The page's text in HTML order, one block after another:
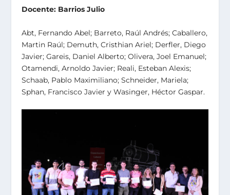
Docente: Barrios Julio
Abt, Fernando Abel; Barreto, Raúl Andrés; Caballero,
Martin Raúl; Demuth, Cristhian Ariel; Derfler, Diego
Javier; Gareis, Daniel Alberto; Olivera, Joel Emanuel;
Otamendi, Arnoldo Javier; Reali, Esteban Alexis;
Schaab, Pablo Maximiliano; Schneider, Mariela;
Sphan, Francisco Javier y Wasinger, Héctor Gaspar.